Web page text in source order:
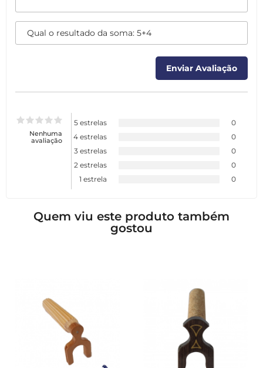
Nenhuma
avaliação
5 estrelas
0
4 estrelas
0
3 estrelas
0
2 estrelas
0
1 estrela
0
Quem viu este produto também
gostou